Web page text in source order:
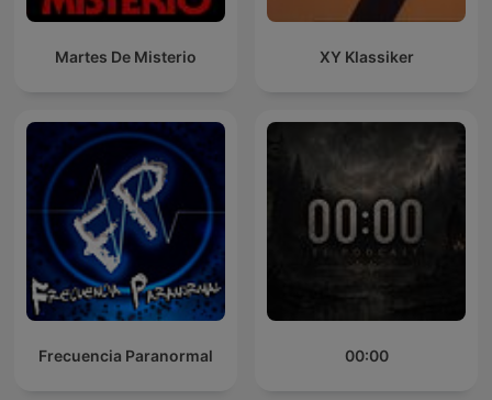
Martes De Misterio XY Klassiker
Frecuencia Paranormal 00:00